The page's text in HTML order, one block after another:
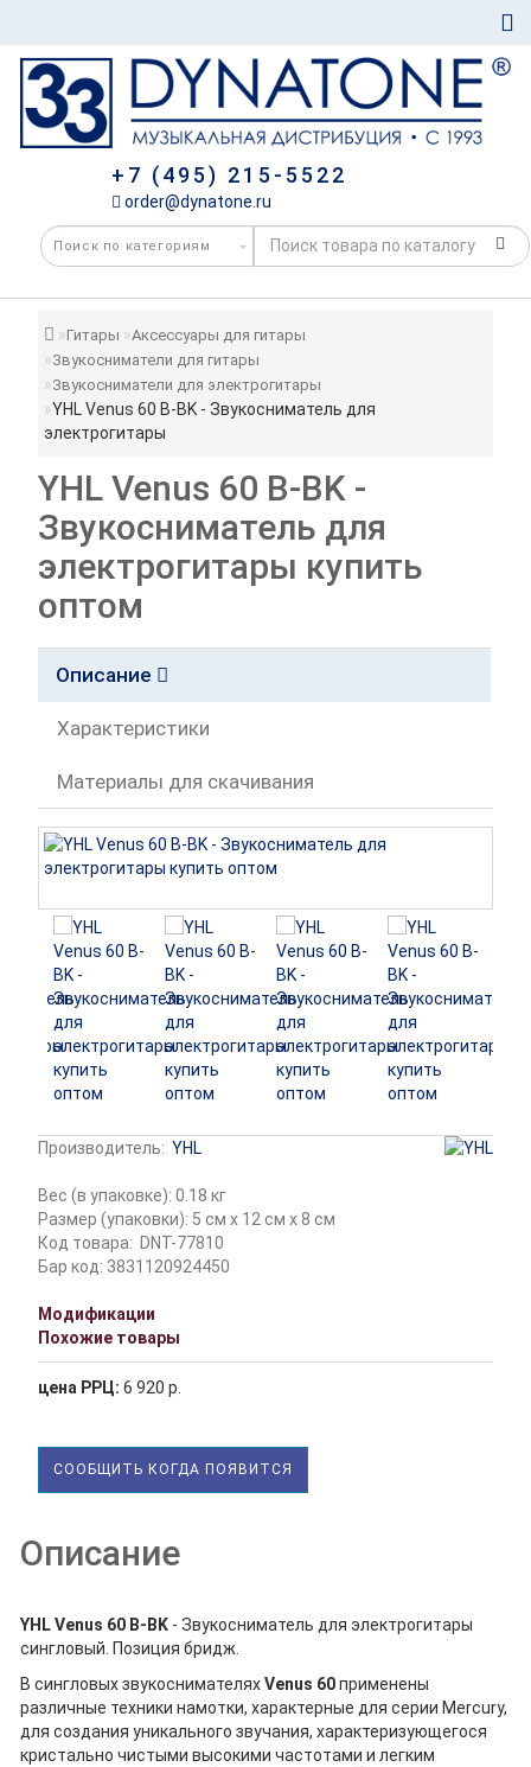
+7 (495) 215-5522
order@dynatone.ru
Гитары
Аксессуары для гитары
Звукосниматели для гитары
Звукосниматели для электрогитары
YHL Venus 60 B-BK - Звукосниматель для
электрогитары
YHL Venus 60 B-BK -
Звукосниматель для
электрогитары купить
оптом
Описание
Характеристики
Материалы для скачивания
Производитель: YHL
Вес (в упаковке): 0.18 кг
Размер (упаковки): 5 см x 12 см x 8 см
Код товара: DNT-77810
Бар код: 3831120924450
Модификации
Похожие товары
цена РРЦ: 6 920 р.
СООБЩИТЬ КОГДА ПОЯВИТСЯ
Описание
YHL Venus 60 B-BK - Звукосниматель для электрогитары
сингловый. Позиция бридж.
В сингловых звукоснимателяхVenus 60применены
различные техники намотки, характерные для серии Mercury,
для создания уникального звучания, характеризующегося
кристально чистыми высокими частотами и легким